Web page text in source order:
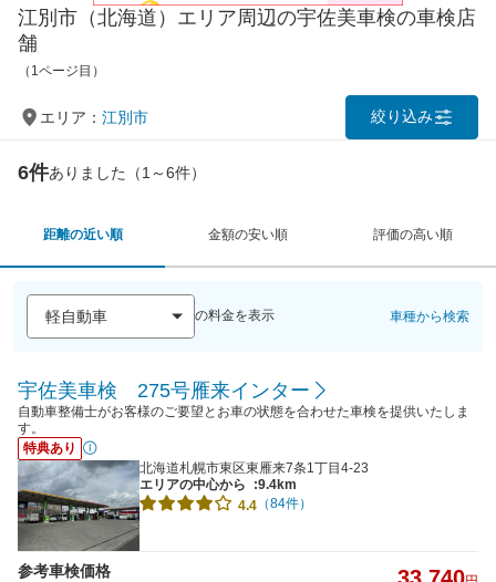
江別市（北海道）エリア周辺の宇佐美車検の車検店
舗
（1ページ目）
エリア： 江別市 絞り込み
6件ありました（1～6件）
距離の近い順 金額の安い順 評価の高い順
の料金を表示 車種から検索
宇佐美車検 275号雁来インター
自動車整備士がお客様のご要望とお車の状態を合わせた車検を提供いたしま
す。
特典あり
北海道札幌市東区東雁来7条1丁目4-23
エリアの中心から
:9.4km
4.4 （84件）
参考車検価格